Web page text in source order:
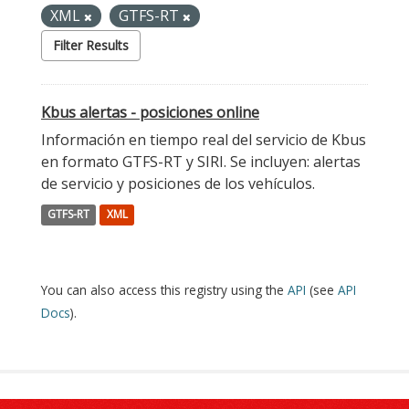
XML
GTFS-RT
Filter Results
Kbus alertas - posiciones online
Información en tiempo real del servicio de Kbus
en formato GTFS-RT y SIRI. Se incluyen: alertas
de servicio y posiciones de los vehículos.
GTFS-RT XML
You can also access this registry using the API (see API
Docs).